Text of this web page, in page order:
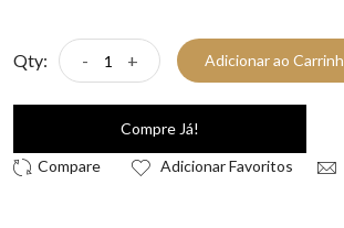
Qty: - + Adicionar ao
Compre Já!
Adicionar Favoritos